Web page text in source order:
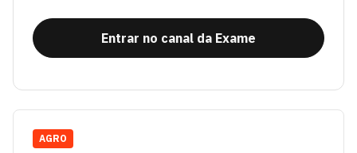
Entrar no canal da Exame
AGRO